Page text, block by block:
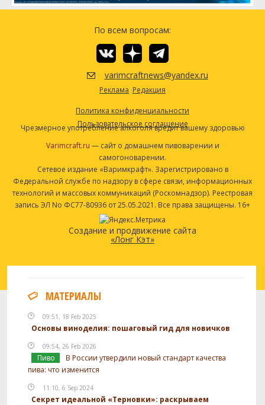
Belgian Strong Ale Yeast (White Labs
1 шт
Семена кориандра
Апельсиновая корка
28.35 г
По всем вопросам:
varimcraftnews@yandex.ru
Реклама Редакция
Политика конфиденциальности
Пользовательское соглашение
Чрезмерное употребление алкоголя вредит вашему здоровью
Varimcraft.ru — сайт о домашнем пивоварении и
самогоноварении.
Сетевое издание «Варимкрафт». Зарегистрировано в
Федеральной службе по надзору в сфере связи, информационных
технологий и массовых коммуникаций (Роскомнадзор). Реестровая
запись ЭЛ No ФС77-80936 от 25.05.2021. Все права защищены. 16+
Создание и продвижение сайта
«Лонг Кэт»
МАТЕРИАЛЫ
09:51, 18 Feb 2025
Основы виноделия: пошаговый гид для новичков
09:54, 26 Feb 2026
Пиво
В России утвердили новый стандарт качества
пива: что изменится
11:10, 6 Sep 2024
Секрет идеальной «Терновки»: раскрываем